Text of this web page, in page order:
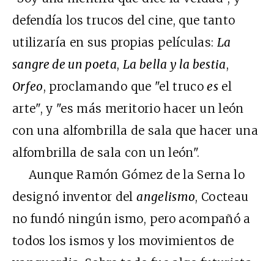
defendía los trucos del cine, que tanto
utilizaría en sus propias películas: La
sangre de un poeta, La bella y la bestia,
Orfeo, proclamando que "el trucoesel
arte", y "es más meritorio hacer un león
con una alfombrilla de sala que hacer una
alfombrilla de sala con un león".
Aunque Ramón Gómez de la Serna lo
designó inventor delangelismo, Cocteau
no fundó ningún ismo, pero acompañó a
todos los ismos y los movimientos de